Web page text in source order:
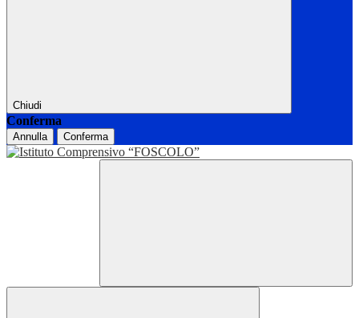
Chiudi
Conferma
Annulla Conferma